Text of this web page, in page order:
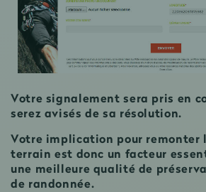
Votre signalement sera pris en
serez avisés de sa résolution.
Votre implication pour remonter
terrain est donc un facteur
une meilleure qualité de
de randonnée.